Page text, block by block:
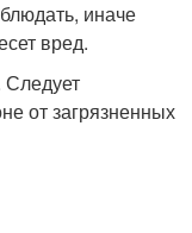
иначе
вред.
от загрязненных